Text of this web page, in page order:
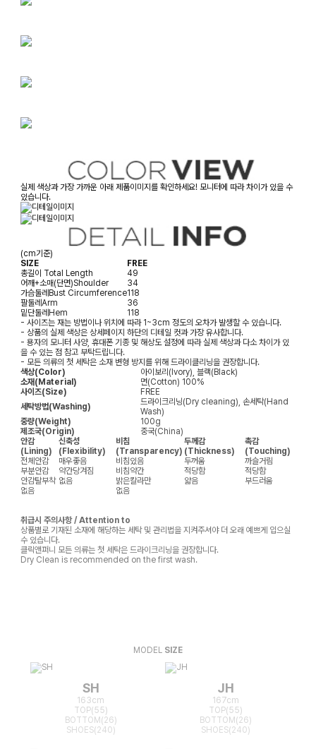
실제 색상과 가장 가까운 아래 제품이미지를 확인하세요! 모니터에 따라 차이가 있을 수
있습니다.
(cm기준)
SIZE
FREE
총길이 Total Length
49
어깨+소매(단면)Shoulder
34
가슴둘레Bust Circumference118
팔둘레Arm
36
밑단둘레Hem
118
- 사이즈는 재는 방법이나 위치에 따라 1~3cm 정도의 오차가 발생할 수 있습니다.
- 상품의 실제 색상은 상세페이지 하단의 디테일 컷과 가장 유사합니다.
- 용자의 모니터 사양, 휴대폰 기종 및 해상도 설정에 따라 실제 색상과 다소 차이가 있
을 수 있는 점 참고 부탁드립니다.
- 모든 의류의 첫 세탁은 소재 변형 방지를 위해 드라이클리닝을 권장합니다.
색상(Color)
아이보리(Ivory), 블랙(Black)
소재(Material)
면(Cotton) 100%
사이즈(Size)
FREE
세탁방법(Washing)
드라이크리닝(Dry cleaning), 손세탁(Hand
Wash)
중량(Weight)
100g
제조국(Origin)
중국(China)
안감
(Lining)
신축성
(Flexibility)
비침
(Transparency)
두께감
(Thickness)
촉감
(Touching)
전체안감
매우좋음 비침있음 두꺼움
까슬거림
부분안감
약간당겨짐 비침약간 적당함
적당함
안감탈부착 없음 밝은칼라만 얇음
부드러움
없음
없음
취급시 주의사항 / Attention to
상품별로 기재된 소재에 해당하는 세탁 및 관리법을 지켜주셔야 더 오래 예쁘게 입으실
수 있습니다.
클릭앤퍼니 모든 의류는 첫 세탁은 드라이크리닝을 권장합니다.
Dry Clean is recommended on the first wash.
MODEL SIZE
SH
163cm
TOP(55)
BOTTOM(26)
SHOES(240)
JH
167cm
TOP(55)
BOTTOM(26)
SHOES(240)